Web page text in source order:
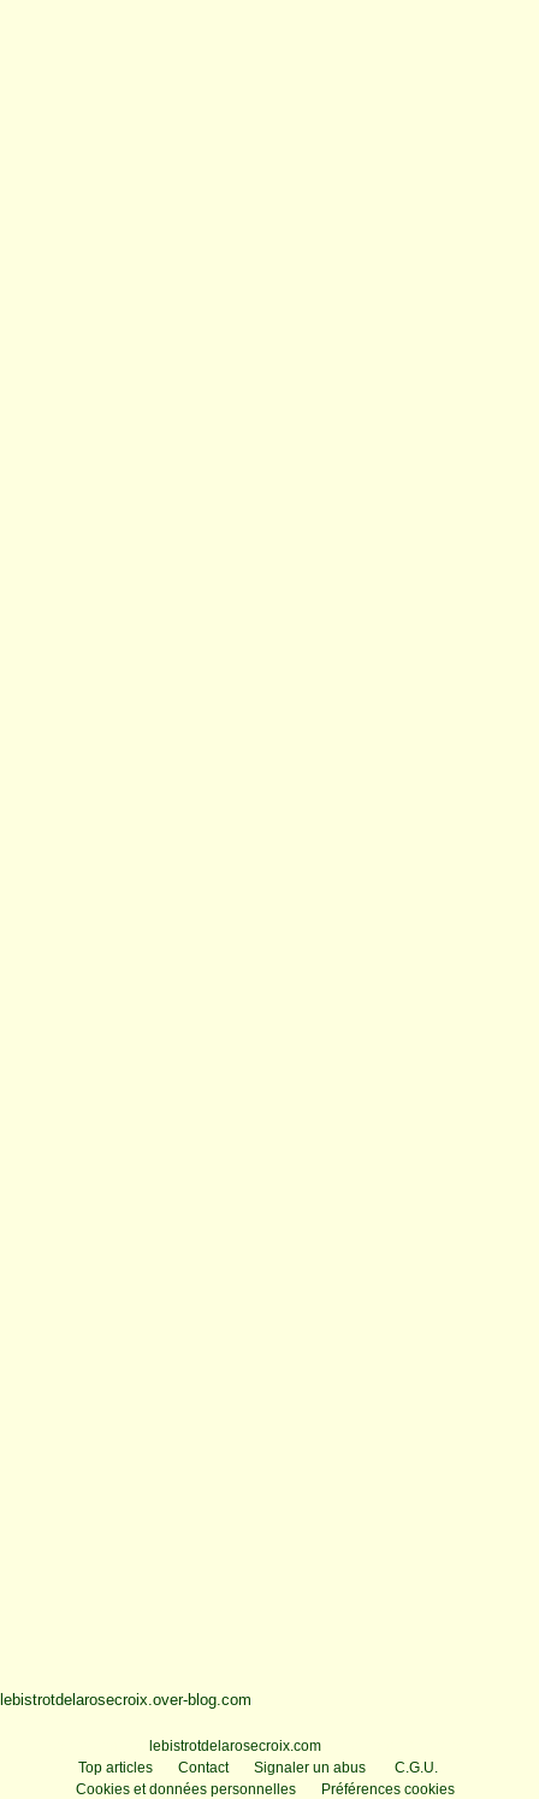
lebistrotdelarosecroix.over-blog.com
lebistrotdelarosecroix.com
Top articles
Contact Signaler un abus
C.G.U.
Cookies et données personnelles
Préférences cookies